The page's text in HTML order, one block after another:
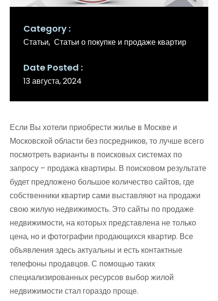
Category
Статьи Статьи о покупке и продаже квартир
Date Posted
13 августа, 2024
Если Вы хотели приобрести жилье в Москве и
Московской области без посредников, то лучше всего
посмотреть варианты в поисковых системах по
запросу – продажа квартиры. В поисковом результате
будет предложено большое количество сайтов, где
собственники квартир сами выставляют на продажи
свою жилую недвижимость. Это сайты по продаже
недвижимости, на которых представлена не только
цена, но и фотографии продающихся квартир. Все
объявления здесь актуальны и есть контактные
телефоны продавцов. С помощью таких
специализированных ресурсов выбор жилой
недвижимости стал гораздо проще.